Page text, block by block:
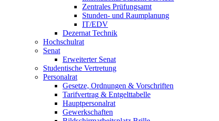
Zentrales Prüfungsamt
Stunden- und Raumplanung
IT/EDV
Dezernat Technik
Hochschulrat
Senat
Erweiterter Senat
Studentische Vertretung
Personalrat
Gesetze, Ordnungen & Vorschriften
Tarifvertrag & Entgelttabelle
Hauptpersonalrat
Gewerkschaften